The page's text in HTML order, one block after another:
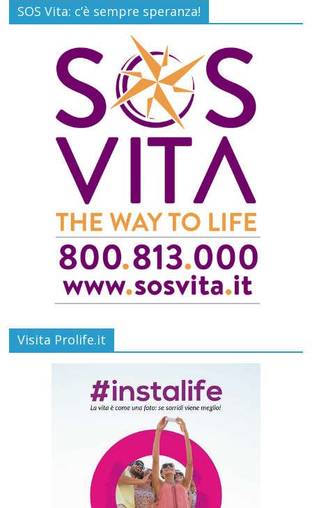
SOS Vita: c’è sempre speranza!
Visita Prolife.it